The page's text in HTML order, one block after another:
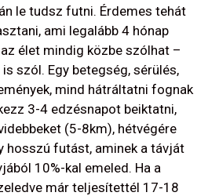
le tudsz futni. Érdemes tehát
ami legalább 4 hónap
élet mindig közbe szólhat –
szól. Egy betegség, sérülés,
mind hátráltatni fognak
3-4 edzésnapot beiktatni,
(5-8km), hétvégére
hosszú futást, aminek a távját
10%-kal emeled. Ha a
már teljesítettél 17-18